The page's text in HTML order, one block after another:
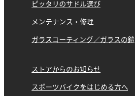
ピッタリのサドル選び
メンテナンス・修理
ガラスコーティング／ガラスの鎧
ストアからのお知らせ
スポーツバイクをはじめる方へ